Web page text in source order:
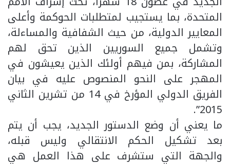
المتحدة، بما يستجيب لمتطلبات الحوكمة وأعلى
المعايير الدولية، من حيث الشفافية والمساءلة،
وتشمل جميع السوريين الذين تحق لهم
المشاركة، بمن فيهم أولئك الذين يعيشون في
المهجر على النحو المنصوص عليه في بيان
الفريق الدولي المؤرخ في 14 من تشرين الثاني
2015”.
ما يعني أن وضع الدستور الجديد، يجب أن يتم
بعد تشكيل الحكم الانتقالي وليس قبله،
والجهة التي ستشرف على هذا العمل هي